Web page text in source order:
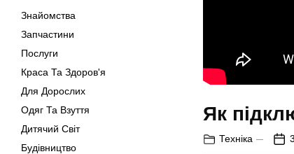
Знайомства
Запчастини
Послуги
Краса Та Здоров'я
Для Дорослих
Одяг Та Взуття
Дитячий Світ
Будівництво
Як
Техніка